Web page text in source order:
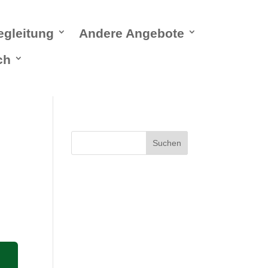
Andere Angebote
Suchen